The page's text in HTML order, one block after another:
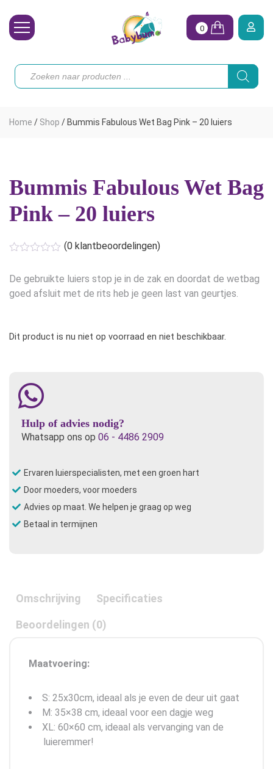
Toebehoren
Onze merken
Hoe begin ik?
0
Producten
zoeken
Home / Shop / Bummis Fabulous Wet Bag Pink – 20 luiers
Bummis Fabulous Wet Bag
Pink – 20 luiers
(0 klantbeoordelingen)
De gebruikte luiers stop je in de zak en doordat de wetbag
goed afsluit met de rits heb je geen last van geurtjes.
Dit product is nu niet op voorraad en niet beschikbaar.
Hulp of advies nodig?
Whatsapp ons op 06 - 4486 2909
Ervaren luierspecialisten, met een groen hart
Door moeders, voor moeders
Advies op maat. We helpen je graag op weg
Betaal in termijnen
Omschrijving Specificaties
Beoordelingen (0)
Maatvoering:
S: 25x30cm, ideaal als je even de deur uit gaat
M: 35×38 cm, ideaal voor een dagje weg
XL: 60×60 cm, ideaal als vervanging van de
luieremmer!